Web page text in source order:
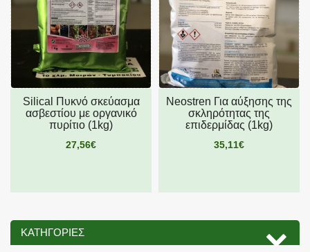
Silical Πυκνό σκεύασμα
ασβεστίου με οργανικό
πυρίτιο (1kg)
27,56€
Neostren Για αύξησης της
σκληρότητας της
επιδερμίδας (1kg)
35,11€
ΚΑΤΗΓΟΡΊΕΣ